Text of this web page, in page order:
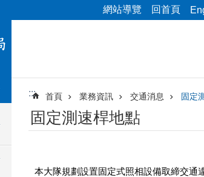
網站導覽 回首頁
::: 首頁 業務資訊 交通消息 固定
固定測速桿地點
本大隊規劃設置固定式照相設備取締交通